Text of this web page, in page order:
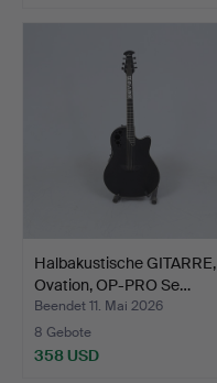
Halbakustische GITARRE,
Ovation, OP-PRO Se…
Beendet 11. Mai 2026
8 Gebote
358 USD